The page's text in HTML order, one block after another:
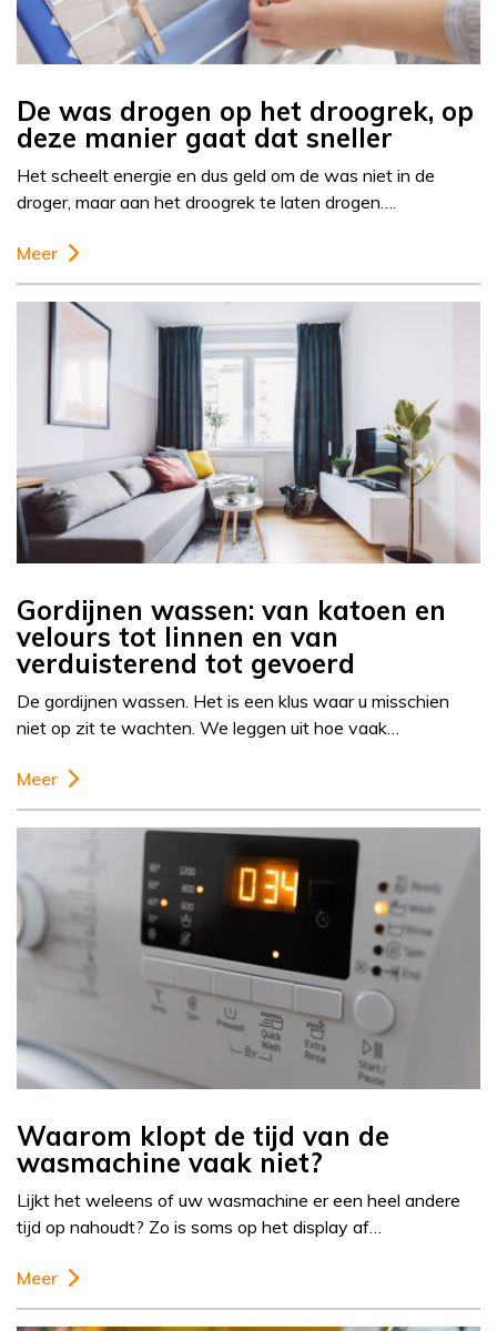
De was drogen op het droogrek, op
deze manier gaat dat sneller
Het scheelt energie en dus geld om de was niet in de
droger, maar aan het droogrek te laten drogen….
Meer
Gordijnen wassen: van katoen en
velours tot linnen en van
verduisterend tot gevoerd
De gordijnen wassen. Het is een klus waar u misschien
niet op zit te wachten. We leggen uit hoe vaak…
Meer
Waarom klopt de tijd van de
wasmachine vaak niet?
Lijkt het weleens of uw wasmachine er een heel andere
tijd op nahoudt? Zo is soms op het display af…
Meer